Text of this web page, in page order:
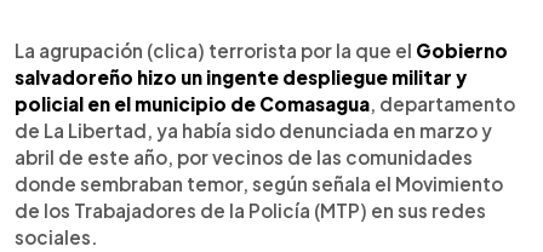
Escuchar artículo
La agrupación (clica) terrorista por la que el Gobierno
salvadoreño hizo un ingente despliegue militar y
policial en el municipio de Comasagua , departamento
de La Libertad, ya había sido denunciada en marzo y
abril de este año, por vecinos de las comunidades
donde sembraban temor, según señala el Movimiento
de los Trabajadores de la Policía (MTP) en sus redes
sociales.